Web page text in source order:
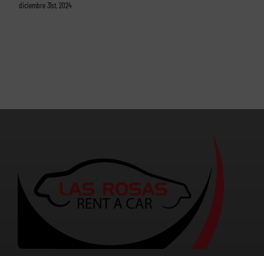
diciembre 31st, 2024